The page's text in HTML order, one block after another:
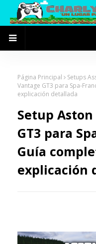
Página Principal Setups
Vantage GT3 para Spa-
explicación detallada
Setup
GT3 para
Guía
explicación